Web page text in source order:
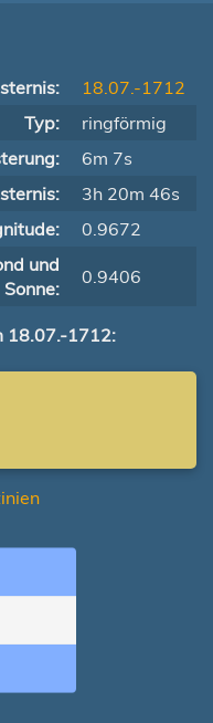
18.07.-1712
Typ:
ringförmig
6m 7s
3h 20m 46s
0.9672
und
Sonne:
0.9406
18.07.-1712: